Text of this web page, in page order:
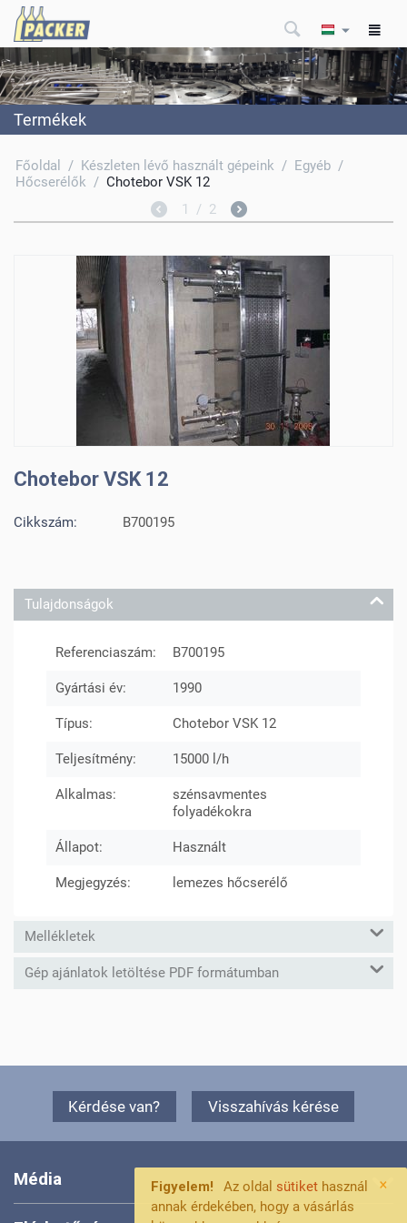
×
Figyelem! Az oldal sütiket használ
annak érdekében, hogy a vásárlás
Termékek
Főoldal / Készleten lévő használt gépeink / Egyéb /
Hőcserélők / Chotebor VSK 12
1
/ 2
Chotebor VSK 12
Cikkszám: B700195
Tulajdonságok
Referenciaszám: B700195
Gyártási év: 1990
Típus: Chotebor VSK 12
Teljesítmény: 15000 l/h
Alkalmas:
szénsavmentes
folyadékokra
Állapot: Használt
Megjegyzés: lemezes hőcserélő
Mellékletek
Gép ajánlatok letöltése PDF formátumban
Kérdése van? Visszahívás kérése
Média